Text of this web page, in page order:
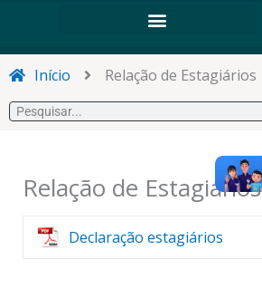
Início
Relação de Estagiários
Pesquisar
Relação de Estagiários
Declaração estagiários